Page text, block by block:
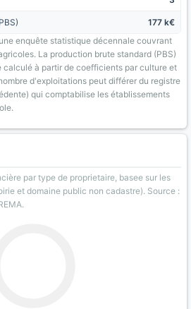
177 k€
enquête statistique décennale couvrant
La production brute standard (PBS)
calculé à partir de coefficients par culture et
d'exploitations peut différer du registre
qui comptabilise les établissements
par type de proprietaire, basee sur les
et domaine public non cadastre). Source :